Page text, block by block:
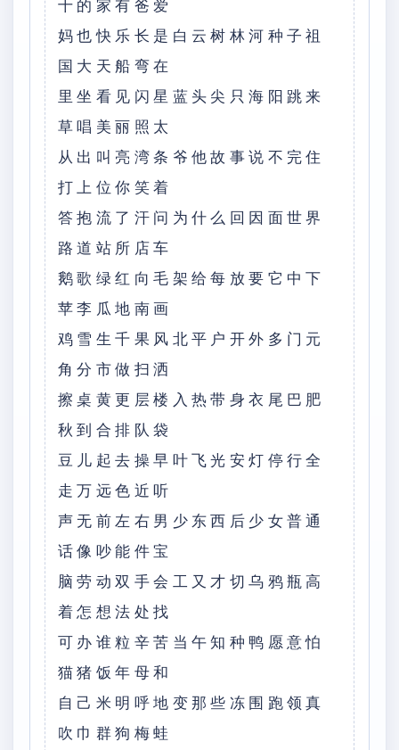
十的家有爸爱
妈也快乐长是白云树林河种子祖
国大天船弯在
里坐看见闪星蓝头尖只海阳跳来
草唱美丽照太
从出叫亮湾条爷他故事说不完住
打上位你笑着
答抱流了汗问为什么回因面世界
路道站所店车
鹅歌绿红向毛架给每放要它中下
苹李瓜地南画
鸡雪生千果风北平户开外多门元
角分市做扫洒
擦桌黄更层楼入热带身衣尾巴肥
秋到合排队袋
豆儿起去操早叶飞光安灯停行全
走万远色近听
声无前左右男少东西后少女普通
话像吵能件宝
脑劳动双手会工又才切乌鸦瓶高
着怎想法处找
可办谁粒辛苦当午知种鸭愿意怕
猫猪饭年母和
自己米明呼地变那些冻围跑领真
吹巾群狗梅蛙